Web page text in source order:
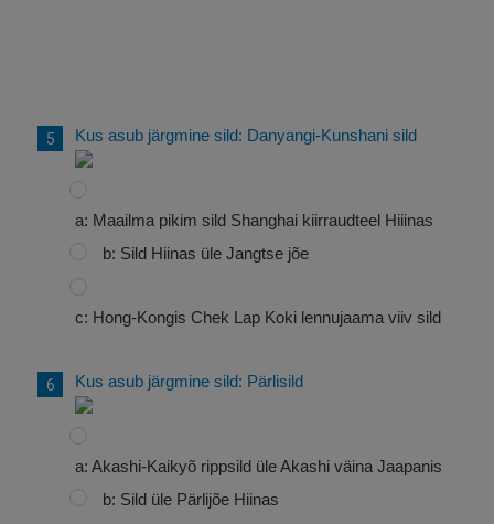
Kus asub järgmine sild: Danyangi-Kunshani sild
a: Maailma pikim sild Shanghai kiirraudteel Hiiinas
b: Sild Hiinas üle Jangtse jõe
c: Hong-Kongis Chek Lap Koki lennujaama viiv sild
Kus asub järgmine sild: Pärlisild
a: Akashi-Kaikyõ rippsild üle Akashi väina Jaapanis
b: Sild üle Pärlijõe Hiinas